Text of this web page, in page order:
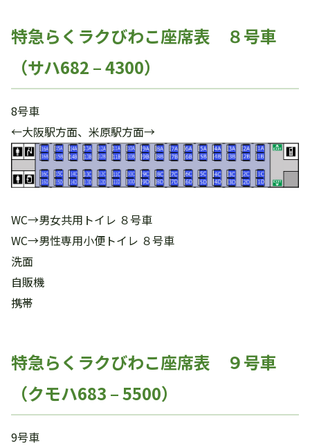
特急らくラクびわこ座席表 ８号車
（サハ682 – 4300）
8号車
←大阪駅方面、米原駅方面→
WC→男女共用トイレ ８号車
WC→男性専用小便トイレ ８号車
洗面
自販機
携帯
特急らくラクびわこ座席表 ９号車
（クモハ683 – 5500）
9号車